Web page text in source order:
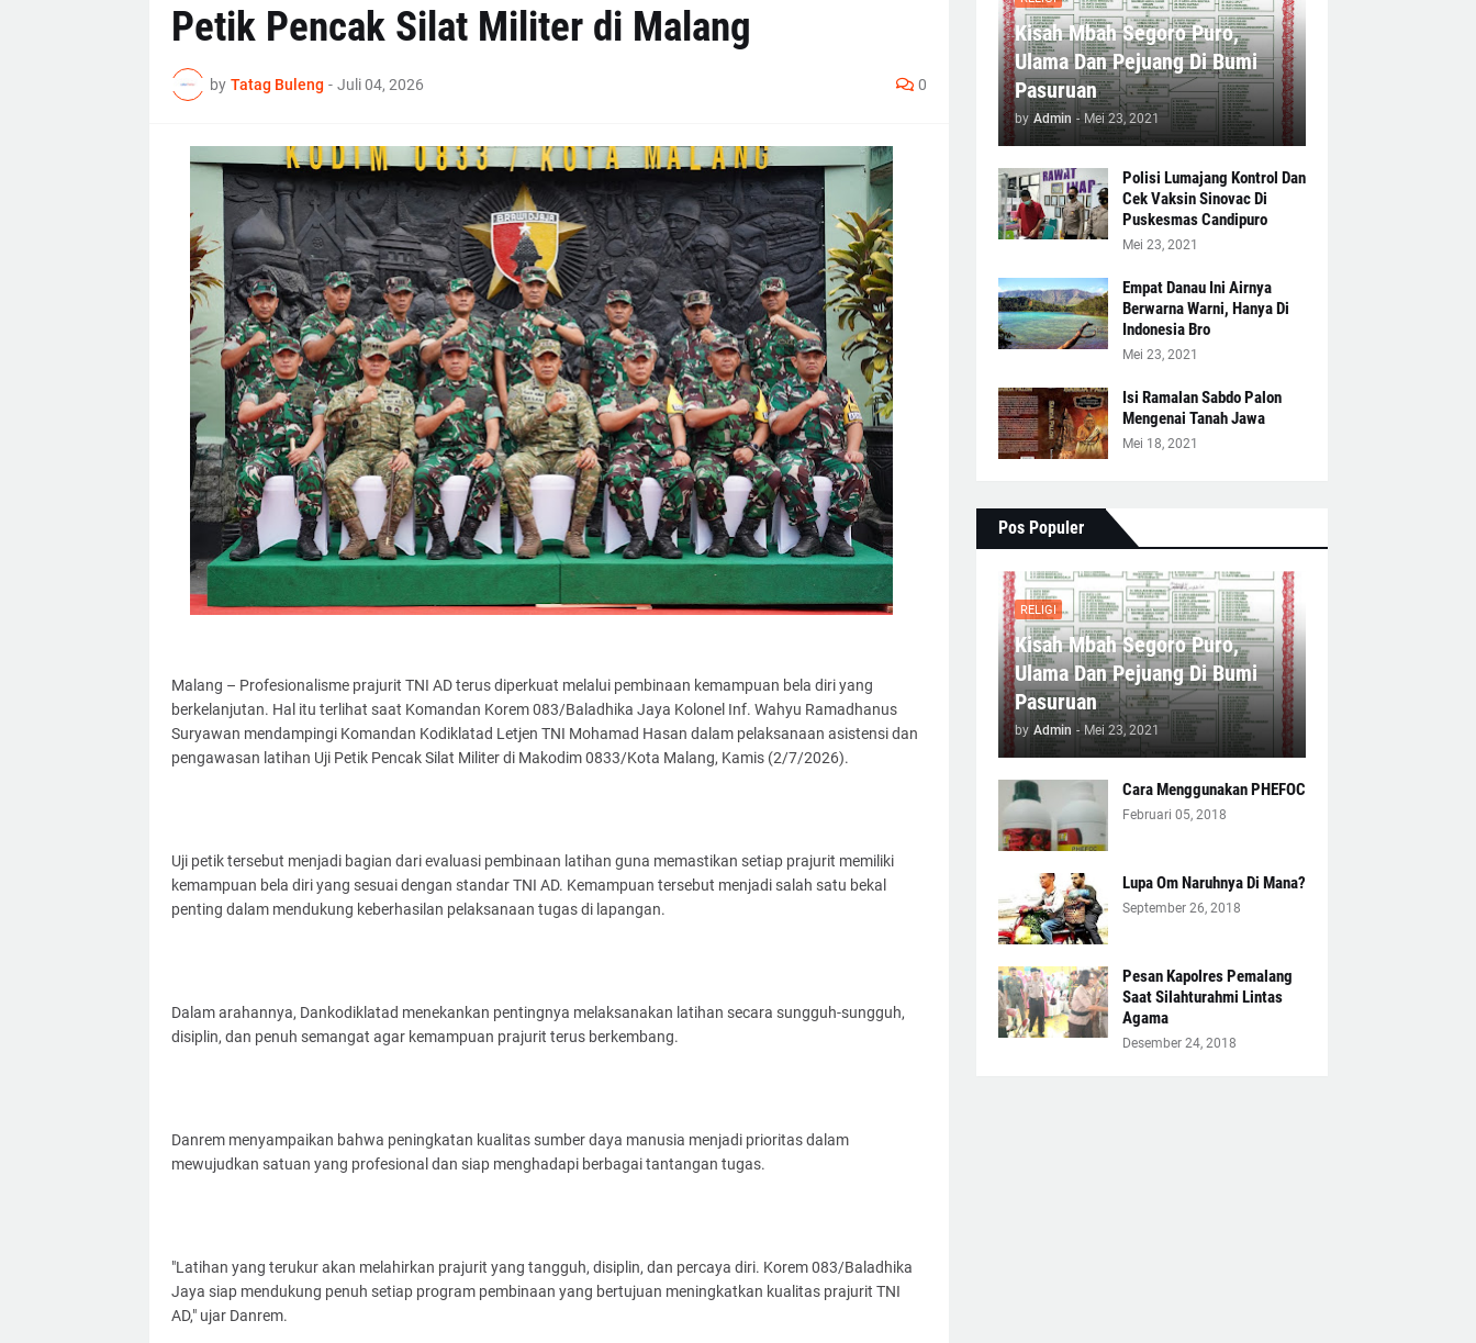
Petik Pencak Silat Militer di Malang
by Tatag Buleng - Juli 04, 2026 0
Malang – Profesionalisme prajurit TNI AD terus diperkuat melalui pembinaan kemampuan bela diri yang
berkelanjutan. Hal itu terlihat saat Komandan Korem 083/Baladhika Jaya Kolonel Inf. Wahyu Ramadhanus
Suryawan mendampingi Komandan Kodiklatad Letjen TNI Mohamad Hasan dalam pelaksanaan asistensi dan
pengawasan latihan Uji Petik Pencak Silat Militer di Makodim 0833/Kota Malang, Kamis (2/7/2026).
Uji petik tersebut menjadi bagian dari evaluasi pembinaan latihan guna memastikan setiap prajurit memiliki
kemampuan bela diri yang sesuai dengan standar TNI AD. Kemampuan tersebut menjadi salah satu bekal
penting dalam mendukung keberhasilan pelaksanaan tugas di lapangan.
Dalam arahannya, Dankodiklatad menekankan pentingnya melaksanakan latihan secara sungguh-sungguh,
disiplin, dan penuh semangat agar kemampuan prajurit terus berkembang.
Danrem menyampaikan bahwa peningkatan kualitas sumber daya manusia menjadi prioritas dalam
mewujudkan satuan yang profesional dan siap menghadapi berbagai tantangan tugas.
"Latihan yang terukur akan melahirkan prajurit yang tangguh, disiplin, dan percaya diri. Korem 083/Baladhika
Jaya siap mendukung penuh setiap program pembinaan yang bertujuan meningkatkan kualitas prajurit TNI
AD," ujar Danrem.
Kisah Mbah Segoro Puro,
Ulama Dan Pejuang Di Bumi
Pasuruan
by Admin - Mei 23, 2021
Polisi Lumajang Kontrol Dan
Cek Vaksin Sinovac Di
Puskesmas Candipuro
Mei 23, 2021
Empat Danau Ini Airnya
Berwarna Warni, Hanya Di
Indonesia Bro
Mei 23, 2021
Isi Ramalan Sabdo Palon
Mengenai Tanah Jawa
Mei 18, 2021
Pos Populer
RELIGI
Kisah Mbah Segoro Puro,
Ulama Dan Pejuang Di Bumi
Pasuruan
by Admin - Mei 23, 2021
Cara Menggunakan PHEFOC
Februari 05, 2018
Lupa Om Naruhnya Di Mana?
September 26, 2018
Pesan Kapolres Pemalang
Saat Silahturahmi Lintas
Agama
Desember 24, 2018